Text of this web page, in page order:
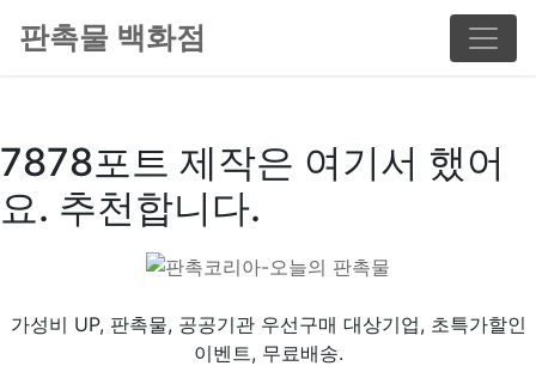
판촉물 백화점
7878포트 제작은 여기서 했어
요. 추천합니다.
가성비 UP, 판촉물, 공공기관 우선구매 대상기업, 초특가할인
이벤트, 무료배송.